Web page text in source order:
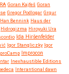
Goran Kajfeš Goran
Gregor Podlogar Grgur
Han Bennink Haus der
Hidrogizma Hiroyuki Ura
Ida Hiršenfelder
Igor Stangliczky Igor
Improcon
Inexhaustible Editions
Interantional dawn